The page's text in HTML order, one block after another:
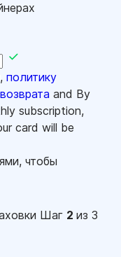
, политику
and By
subscription,
card will be
чтобы
Шаг 2 из 3